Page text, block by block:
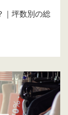
｜坪数別の総